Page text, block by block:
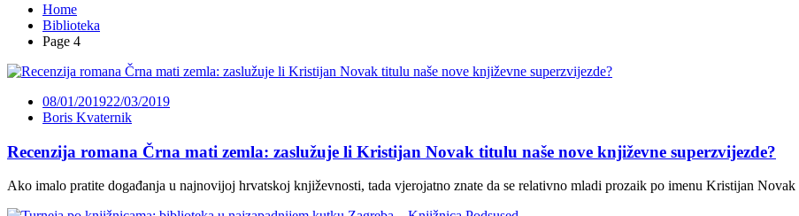
Home
Biblioteka
Page 4
08/01/201922/03/2019
Boris Kvaternik
Recenzija romana Črna mati zemla: zaslužuje li Kristijan Novak titulu naše nove književne superzvijezde?
Ako imalo pratite događanja u najnovijoj hrvatskoj književnosti, tada vjerojatno znate da se relativno mladi prozaik po imenu Kristijan Novak